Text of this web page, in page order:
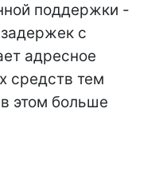
поддержки -
с
адресное
средств тем
этом больше